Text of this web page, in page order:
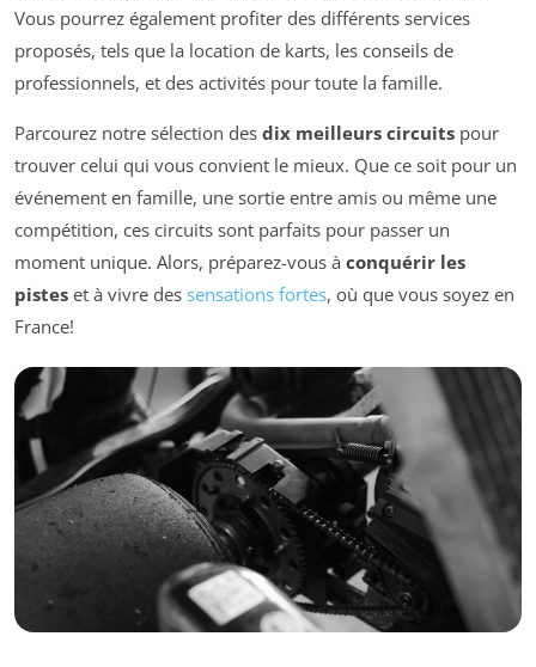
Vous pourrez également profiter des différents services
proposés, tels que la location de karts, les conseils de
professionnels, et des activités pour toute la famille.
Parcourez notre sélection des dix meilleurs circuits pour
trouver celui qui vous convient le mieux. Que ce soit pour un
événement en famille, une sortie entre amis ou même une
compétition, ces circuits sont parfaits pour passer un
moment unique. Alors, préparez-vous à conquérir les
pistes et à vivre des sensations fortes, où que vous soyez en
France!